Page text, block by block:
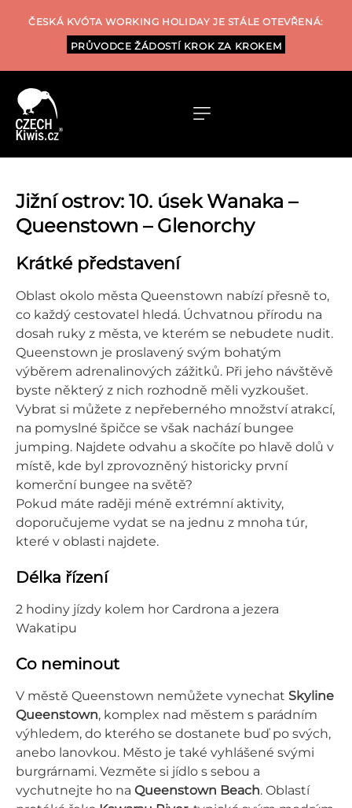
ČESKÁ KVÓTA WORKING HOLIDAY JE STÁLE OTEVŘENÁ:
PRŮVODCE ŽÁDOSTÍ KROK ZA KROKEM
Jižní ostrov: 10. úsek Wanaka –
Queenstown – Glenorchy
Krátké představení
Oblast okolo města Queenstown nabízí přesně to,
co každý cestovatel hledá. Úchvatnou přírodu na
dosah ruky z města, ve kterém se nebudete nudit.
Queenstown je proslavený svým bohatým
výběrem adrenalinových zážitků. Při jeho návštěvě
byste některý z nich rozhodně měli vyzkoušet.
Vybrat si můžete z nepřeberného množství atrakcí,
na pomyslné špičce se však nachází bungee
jumping. Najdete odvahu a skočíte po hlavě dolů v
místě, kde byl zprovozněný historicky první
komerční bungee na světě?
Pokud máte raději méně extrémní aktivity,
doporučujeme vydat se na jednu z mnoha túr,
které v oblasti najdete.
Délka řízení
2 hodiny jízdy kolem hor Cardrona a jezera
Wakatipu
Co neminout
V městě Queenstown nemůžete vynechat Skyline
Queenstown, komplex nad městem s parádním
výhledem, do kterého se dostanete buď po svých,
anebo lanovkou. Město je také vyhlášené svými
burgrárnami. Vezměte si jídlo s sebou a
vychutnejte ho na Queenstown Beach. Oblastí